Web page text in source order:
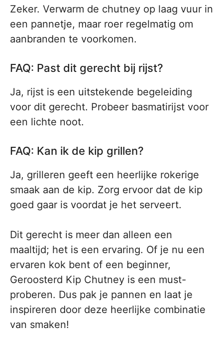
Zeker. Verwarm de chutney op laag vuur in
een pannetje, maar roer regelmatig om
aanbranden te voorkomen.
FAQ: Past dit gerecht bij rijst?
Ja, rijst is een uitstekende begeleiding
voor dit gerecht. Probeer basmatirijst voor
een lichte noot.
FAQ: Kan ik de kip grillen?
Ja, grilleren geeft een heerlijke rokerige
smaak aan de kip. Zorg ervoor dat de kip
goed gaar is voordat je het serveert.
Dit gerecht is meer dan alleen een
maaltijd; het is een ervaring. Of je nu een
ervaren kok bent of een beginner,
Geroosterd Kip Chutney is een must-
proberen. Dus pak je pannen en laat je
inspireren door deze heerlijke combinatie
van smaken!